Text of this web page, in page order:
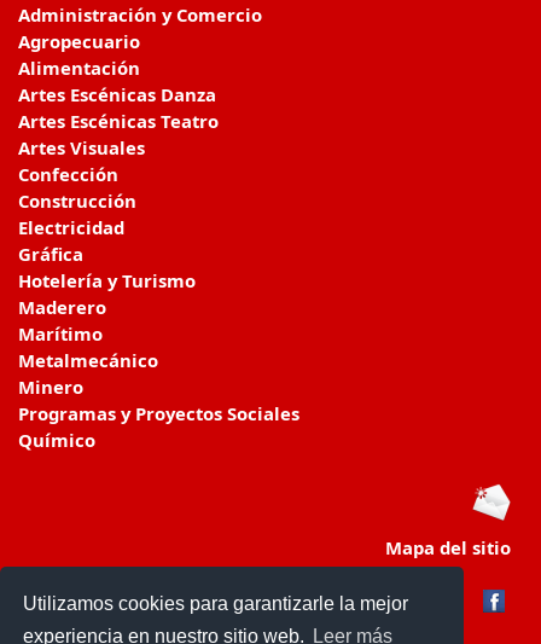
Utilizamos cookies para garantizarle la mejor
experiencia en nuestro sitio web.
Leer más
Administración y Comercio
Agropecuario
Alimentación
Artes Escénicas Danza
Artes Escénicas Teatro
Artes Visuales
Confección
Construcción
Electricidad
Gráfica
Hotelería y Turismo
Maderero
Marítimo
Metalmecánico
Minero
Programas y Proyectos Sociales
Químico
Mapa del sitio